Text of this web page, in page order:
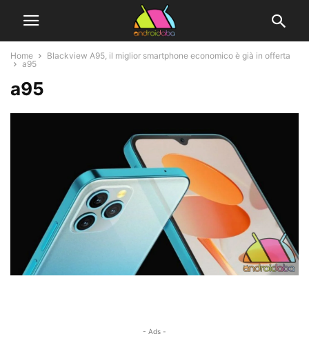
Home
Blackview A95, il miglior smartphone economico è già in offerta
a95
a95
- Ads -